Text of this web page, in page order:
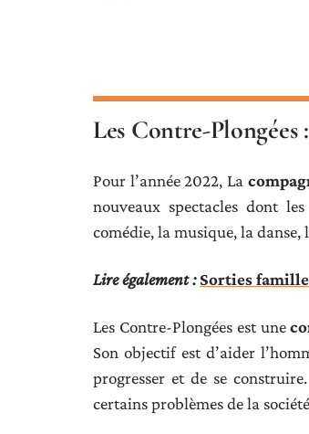
Les Contre-Plongées
Pour l’année 2022, La
nouveaux spectacles dont
comédie, la musique, la danse,
Lire également : Sorties
Les Contre-Plongées est une
Son objectif est d’aider
progresser et de se
certains problèmes de la